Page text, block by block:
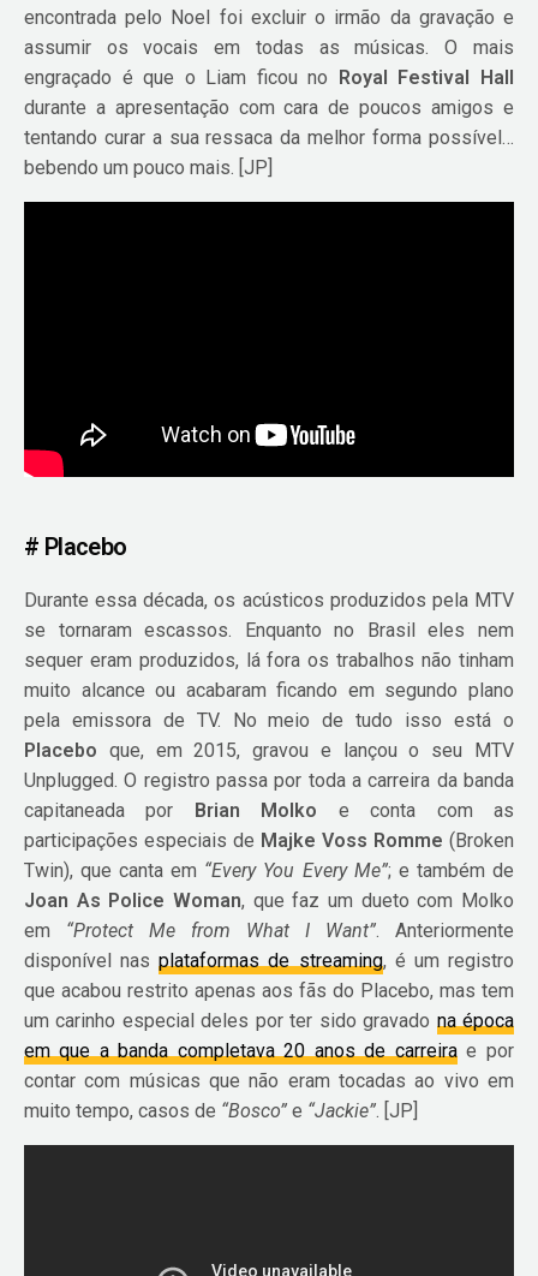
encontrada pelo Noel foi excluir o irmão da gravação e
assumir os vocais em todas as músicas. O mais
engraçado é que o Liam ficou no Royal Festival Hall
durante a apresentação com cara de poucos amigos e
tentando curar a sua ressaca da melhor forma possível…
bebendo um pouco mais. [JP]
# Placebo
Durante essa década, os acústicos produzidos pela MTV
se tornaram escassos. Enquanto no Brasil eles nem
sequer eram produzidos, lá fora os trabalhos não tinham
muito alcance ou acabaram ficando em segundo plano
pela emissora de TV. No meio de tudo isso está o
Placebo que, em 2015, gravou e lançou o seu MTV
Unplugged. O registro passa por toda a carreira da banda
capitaneada por
Brian Molko e conta com as
participações especiais de Majke Voss Romme (Broken
Twin), que canta em “Every You Every Me”; e também de
Joan As Police Woman, que faz um dueto com Molko
em “Protect Me from What I Want”. Anteriormente
disponível nasplataformas de streaming, é um registro
que acabou restrito apenas aos fãs do Placebo, mas tem
um carinho especial deles por ter sido gravado na época
em que a banda completava 20 anos de carreirae por
contar com músicas que não eram tocadas ao vivo em
muito tempo, casos de “Bosco” e “Jackie”. [JP]